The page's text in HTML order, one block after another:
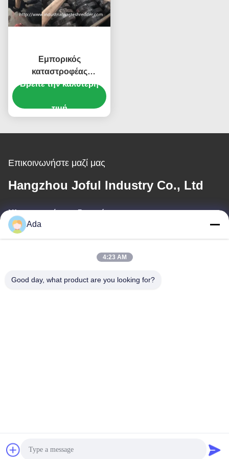
Εμπορικός
καταστροφέας
εγγράφων χαρτονιού
βιομηχανική μηχανή
εγγράφων εγγράφου
Βρείτε την καλύτερη
τιμή
Επικοινωνήστε μαζί μας
Hangzhou Joful Industry Co., Ltd
Ηλεκτρονικό ταχυδρομείο
αποβλήτων Προμηθευτής. -2026 Hangzhou Joful Industry Co.,
Ltd Όλα. Όλα τα δικαιώματα διατηρούνται.
Ada
4:23 AM
Good day, what product are you looking for?